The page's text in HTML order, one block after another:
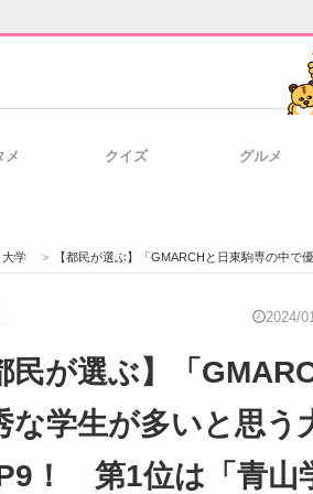
企業向けIT製品の総合サイト
メ クイズ グルメ
大学 > 【都民が選ぶ】「GMARCHと日東駒専の中で優秀な学生が多いと思
2024/
民が選ぶ】「
な学生が多いと思う
！ 第1位は「青山